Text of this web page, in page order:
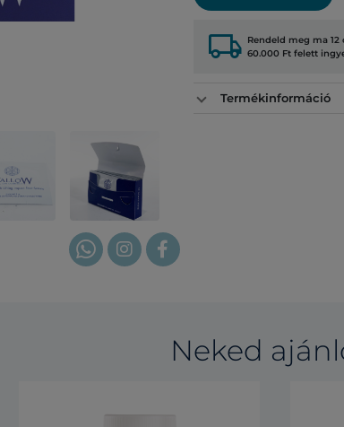
local_shipping Rendeld meg ma
60.000 Ft felett
Termékinformáció
Neked